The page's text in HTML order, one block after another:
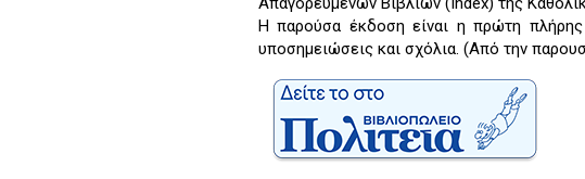
Η παρούσα έκδοση είναι η πρώτη πλήρης
υποσημειώσεις και σχόλια. (Από την